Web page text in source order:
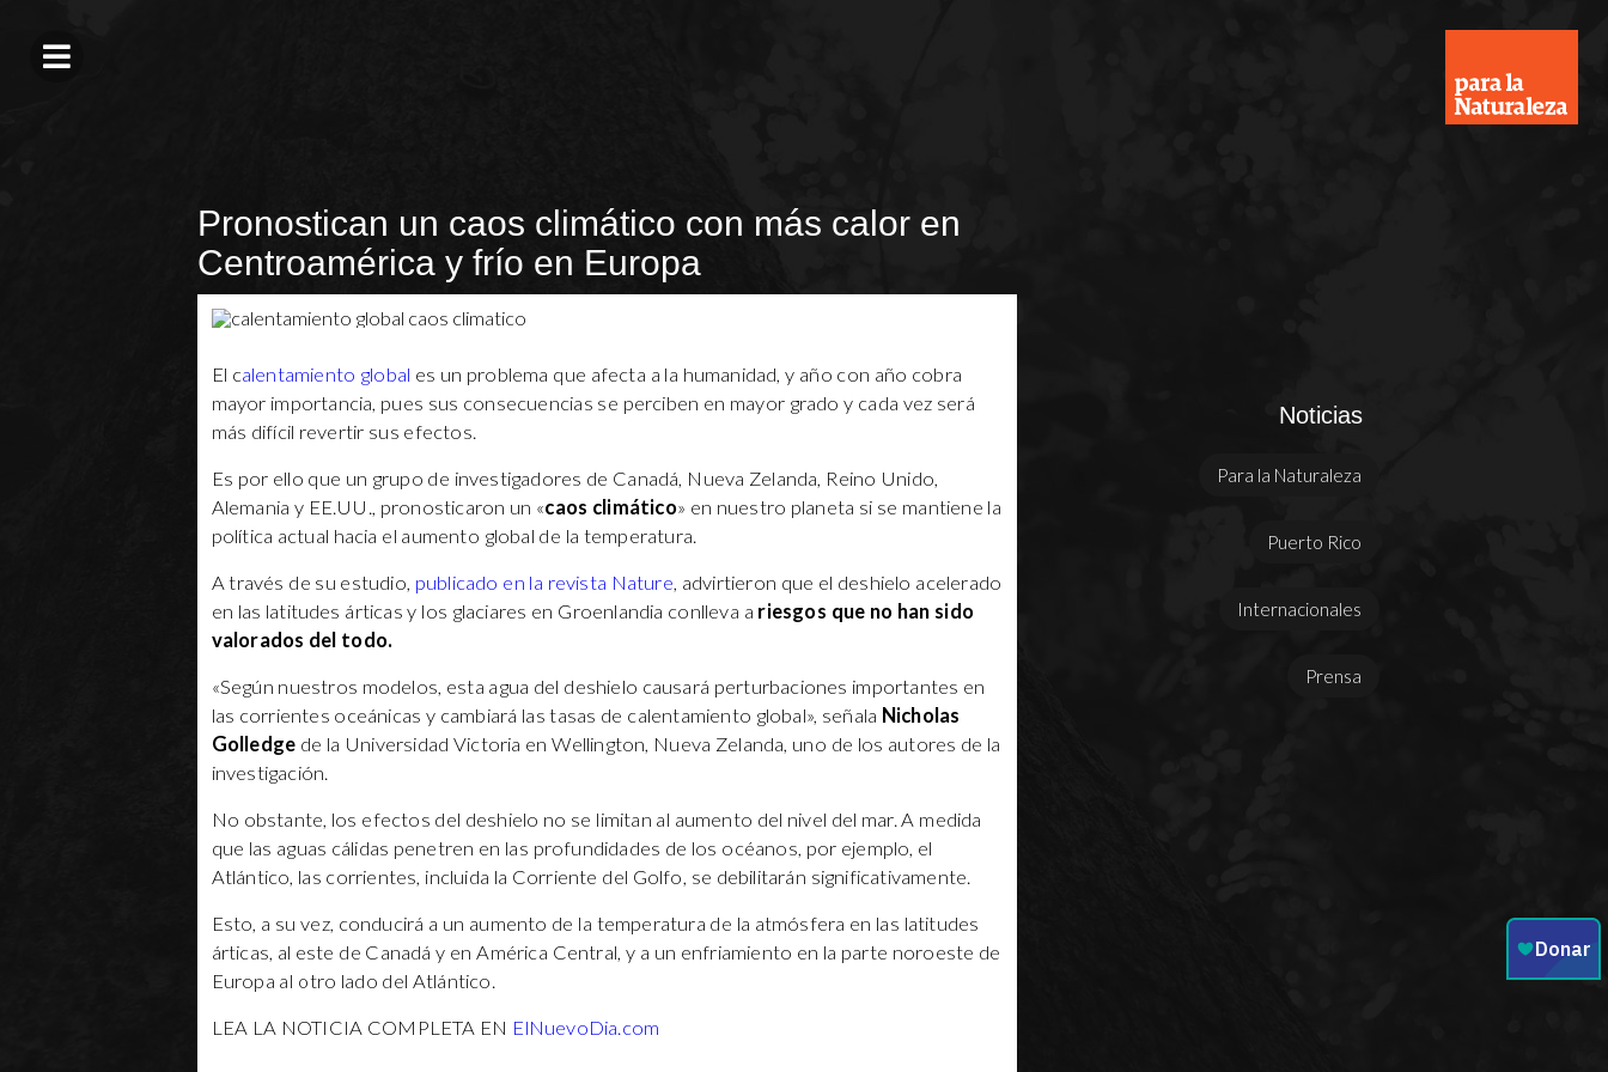
Pronostican un caos climático con más calor en
Centroamérica y frío en Europa
El calentamiento global es un problema que afecta a la humanidad, y año con año cobra
mayor importancia, pues sus consecuencias se perciben en mayor grado y cada vez será
más difícil revertir sus efectos.
Es por ello que un grupo de investigadores de Canadá, Nueva Zelanda, Reino Unido,
Alemania y EE.UU., pronosticaron un «caos climático» en nuestro planeta si se mantiene la
política actual hacia el aumento global de la temperatura.
A través de su estudio, publicado en la revista Nature, advirtieron que el deshielo acelerado
en las latitudes árticas y los glaciares en Groenlandia conlleva a riesgos que no han sido
valorados del todo.
«Según nuestros modelos, esta agua del deshielo causará perturbaciones importantes en
las corrientes oceánicas y cambiará las tasas de calentamiento global», señala Nicholas
Golledge de la Universidad Victoria en Wellington, Nueva Zelanda, uno de los autores de la
investigación.
No obstante, los efectos del deshielo no se limitan al aumento del nivel del mar. A medida
que las aguas cálidas penetren en las profundidades de los océanos, por ejemplo, el
Atlántico, las corrientes, incluida la Corriente del Golfo, se debilitarán significativamente.
Esto, a su vez, conducirá a un aumento de la temperatura de la atmósfera en las latitudes
árticas, al este de Canadá y en América Central, y a un enfriamiento en la parte noroeste de
Europa al otro lado del Atlántico.
LEA LA NOTICIA COMPLETA EN ElNuevoDia.com
Noticias
Para la Naturaleza
Puerto Rico
Internacionales
Prensa